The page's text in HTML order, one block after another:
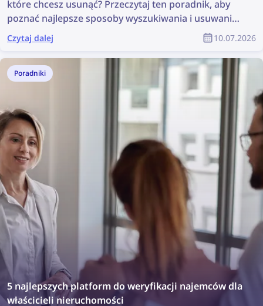
które chcesz usunąć? Przeczytaj ten poradnik, aby
poznać najlepsze sposoby wyszukiwania i usuwania
swoich zdjęć z sieci!
Czytaj dalej 10.07.2026
Poradniki
5 najlepszych platform do weryfikacji najemców dla
właścicieli nieruchomości